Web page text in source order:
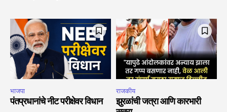
भाजपा
पंतप्रधानांचे नीट परीक्षेवर विधान
राजकीय
झुरळांची जत्रा आणि कारभारी